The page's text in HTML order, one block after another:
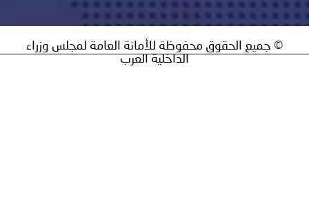
جميع الحقوق محفوظة للأمانة العامة لمجلس وزراء
الداخلية العرب